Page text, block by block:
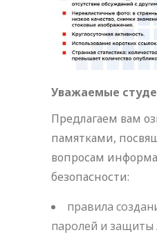
Уважаемые
Предлагаем вам
памятками,
вопросам
безопасности:
правила
паролей и защиты